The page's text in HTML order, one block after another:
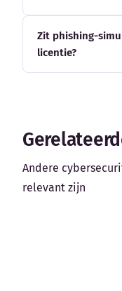
Zit phishing-
licentie?
Andere
relevant zijn